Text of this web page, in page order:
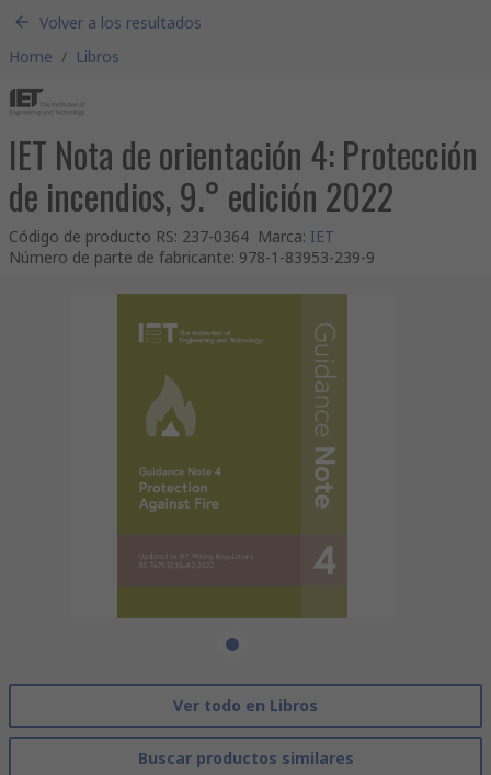
Volver a los resultados
Home / Libros
IET Nota de orientación 4: Protección
de incendios, 9.° edición 2022
Código de producto RS: 237-0364 Marca: IET
Número de parte de fabricante: 978-1-83953-239-9
Ver todo en Libros
Buscar productos similares